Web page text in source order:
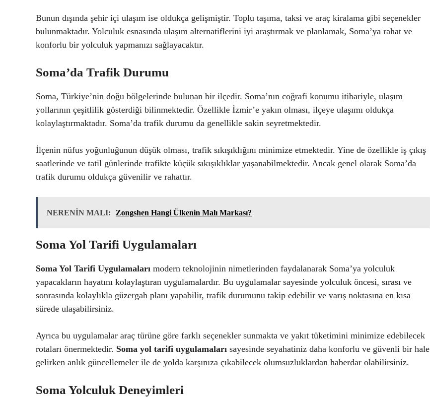
Bunun dışında şehir içi ulaşım ise oldukça gelişmiştir. Toplu taşıma, taksi ve araç kiralama gibi seçenekler
bulunmaktadır. Yolculuk esnasında ulaşım alternatiflerini iyi araştırmak ve planlamak, Soma’ya rahat ve
konforlu bir yolculuk yapmanızı sağlayacaktır.
Soma’da Trafik Durumu
Soma, Türkiye’nin doğu bölgelerinde bulunan bir ilçedir. Soma’nın coğrafi konumu itibariyle, ulaşım
yollarının çeşitlilik gösterdiği bilinmektedir. Özellikle İzmir’e yakın olması, ilçeye ulaşımı oldukça
kolaylaştırmaktadır. Soma’da trafik durumu da genellikle sakin seyretmektedir.
İlçenin nüfus yoğunluğunun düşük olması, trafik sıkışıklığını minimize etmektedir. Yine de özellikle iş çıkış
saatlerinde ve tatil günlerinde trafikte küçük sıkışıklıklar yaşanabilmektedir. Ancak genel olarak Soma’da
trafik durumu oldukça güvenilir ve rahattır.
NERENİN MALI: Zongshen Hangi Ülkenin Malı Markası?
Soma Yol Tarifi Uygulamaları
Soma Yol Tarifi Uygulamaları modern teknolojinin nimetlerinden faydalanarak Soma’ya yolculuk
yapacakların hayatını kolaylaştıran uygulamalardır. Bu uygulamalar sayesinde yolculuk öncesi, sırası ve
sonrasında kolaylıkla güzergah planı yapabilir, trafik durumunu takip edebilir ve varış noktasına en kısa
sürede ulaşabilirsiniz.
Ayrıca bu uygulamalar araç türüne göre farklı seçenekler sunmakta ve yakıt tüketimini minimize edebilecek
rotaları önermektedir. Soma yol tarifi uygulamaları sayesinde seyahatiniz daha konforlu ve güvenli bir hale
gelirken anlık güncellemeler ile de yolda karşınıza çıkabilecek olumsuzluklardan haberdar olabilirsiniz.
Soma Yolculuk Deneyimleri